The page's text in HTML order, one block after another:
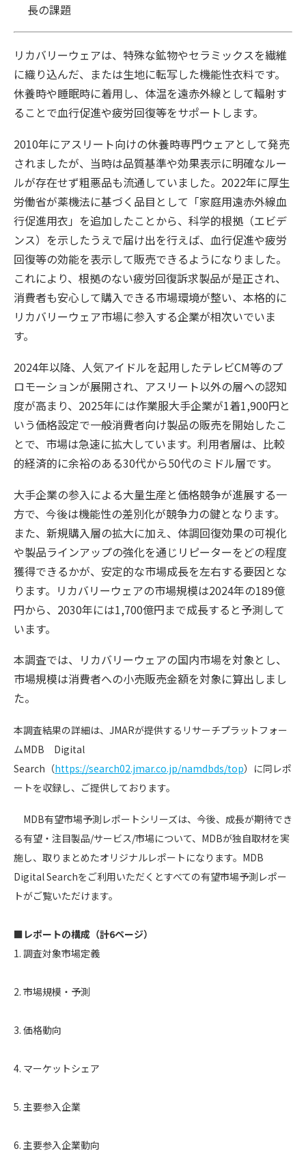
長の課題
リカバリーウェアは、特殊な鉱物やセラミックスを繊維
に織り込んだ、または生地に転写した機能性衣料です。
休養時や睡眠時に着用し、体温を遠赤外線として輻射す
ることで血行促進や疲労回復等をサポートします。
2010年にアスリート向けの休養時専門ウェアとして発売
されましたが、当時は品質基準や効果表示に明確なルー
ルが存在せず粗悪品も流通していました。2022年に厚生
労働省が薬機法に基づく品目として「家庭用遠赤外線血
行促進用衣」を追加したことから、科学的根拠（エビデ
ンス）を示したうえで届け出を行えば、血行促進や疲労
回復等の効能を表示して販売できるようになりました。
これにより、根拠のない疲労回復訴求製品が是正され、
消費者も安心して購入できる市場環境が整い、本格的に
リカバリーウェア市場に参入する企業が相次いでいま
す。
2024年以降、人気アイドルを起用したテレビCM等のプ
ロモーションが展開され、アスリート以外の層への認知
度が高まり、2025年には作業服大手企業が1着1,900円と
いう価格設定で一般消費者向け製品の販売を開始したこ
とで、市場は急速に拡大しています。利用者層は、比較
的経済的に余裕のある30代から50代のミドル層です。
大手企業の参入による大量生産と価格競争が進展する一
方で、今後は機能性の差別化が競争力の鍵となります。
また、新規購入層の拡大に加え、体調回復効果の可視化
や製品ラインアップの強化を通じリピーターをどの程度
獲得できるかが、安定的な市場成長を左右する要因とな
ります。リカバリーウェアの市場規模は2024年の189億
円から、2030年には1,700億円まで成長すると予測して
います。
本調査では、リカバリーウェアの国内市場を対象とし、
市場規模は消費者への小売販売金額を対象に算出しまし
た。
本調査結果の詳細は、JMARが提供するリサーチプラットフォー
ムMDB Digital
Search（https://search02.jmar.co.jp/namdbds/top）に同レポ
ートを収録し、ご提供しております。
MDB有望市場予測レポートシリーズは、今後、成長が期待でき
る有望・注目製品/サービス/市場について、MDBが独自取材を実
施し、取りまとめたオリジナルレポートになります。MDB
Digital Searchをご利用いただくとすべての有望市場予測レポー
トがご覧いただけます。
■レポートの構成（計6ページ）
1. 調査対象市場定義
2. 市場規模・予測
3. 価格動向
4. マーケットシェア
5. 主要参入企業
6. 主要参入企業動向